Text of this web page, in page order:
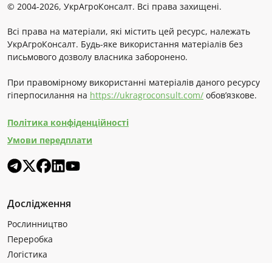
© 2004-2026, УкрАгроКонсалт. Всі права захищені.
Всі права на матеріали, які містить цей ресурс, належать
УкрАгроКонсалт. Будь-яке використання матеріалів без
письмового дозволу власника заборонено.
При правомірному використанні матеріалів даного ресурсу
гіперпосилання на https://ukragroconsult.com/ обов’язкове.
Політика конфіденційності
Умови передплати
Дослідження
Рослинництво
Переробка
Логістика